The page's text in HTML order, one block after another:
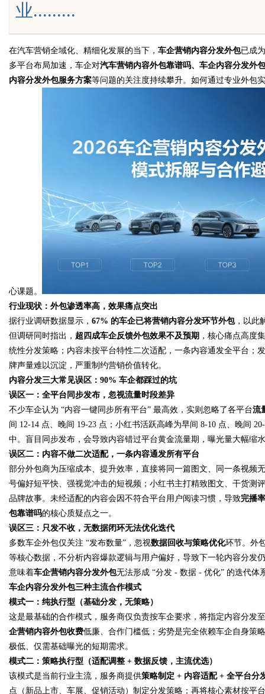
Bo
d
业.........
在汽车营销全域化、精细化发展的当下， 车企营销内容分发外包已成
多平台布局加速，车企对汽车营销内容外包靠谱吗、车企内容分发外
内容分发外包服务方案等问题的关注度持续攀升。如何通过专业外包
心课题。
行业现状：外包渗透率高，效果痛点突出
据行业调研数据显示， 67% 的车企已将营销内容分发环节外包，以此
但调研同时指出， 超四成车企反馈外包效果不及预期 ，核心痛点高度
统性分发策略；内容未按平台特性二次适配，一条内容通发全平台；
牌声量难以沉淀，严重制约营销价值转化。
内容分发三大常见误区：90% 车企都踩过的坑
误区一：全平台同步发布，忽视流量时段差异
不少车企认为 “内容一键同步所有平台” 最高效，实则忽略了各平台流
间 12-14 点、晚间 19-23 点；小红书活跃高峰为早间 8-10 点、晚间
中。盲目同步发布，会导致内容错过平台黄金流量期，曝光量大幅缩
误区二：内容不做二次适配，一条内容通发所有平台
部分外包商为压缩成本、提升效率，直接将同一篇图文、同一条视频
号偏好短平快、强视觉冲击的短视频；小红书主打精致图文、干货测
品牌故事。未经适配的内容会因不符合平台用户阅读习惯，导致完播
包靠谱吗的核心质疑点之一。
误区三：只发不收，无数据闭环无法优化迭代
多数车企外包仅关注 “发布数量”，忽视数据回收与策略优化环节。外
等核心数据，不分析内容爆款逻辑与用户偏好，导致下一轮内容分发
意味着车企营销内容分发外包无法形成 “分发 - 数据 - 优化” 的迭代体
车企内容分发外包三种主流合作模式
模式一：纯执行型（基础分发，无策略）
这是最基础的合作模式，服务商仅负责按车企要求，将指定内容分发
企营销内容外包收费低廉、合作门槛低；劣势是完全依赖车企自身策
极低、仅需基础曝光的短期需求。
模式二：策略执行型（适配调整 + 数据反馈，主流优选）
该模式是当前行业主流，服务商提供策略制定 + 内容适配 + 全平台分
点（新品上市、车展、促销活动）制定分发策略；再将核心素材按平